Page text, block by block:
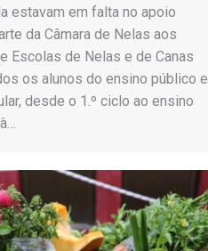
estavam em falta no apoio
da Câmara de Nelas aos
Escolas de Nelas e de Canas
os alunos do ensino público e
desde o 1.º ciclo ao ensino